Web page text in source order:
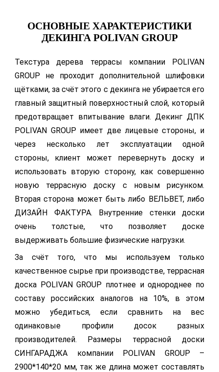
ОСНОВНЫЕ ХАРАКТЕРИСТИКИ
ДЕКИНГА POLIVAN GROUP
Текстура дерева террасы компании POLIVAN
GROUP не проходит дополнительной шлифовки
щётками, за счёт этого с декинга не убирается его
главный защитный поверхностный слой, который
предотвращает впитывание влаги. Декинг ДПК
POLIVAN GROUP имеет две лицевые стороны, и
через несколько лет эксплуатации одной
стороны, клиент может перевернуть доску и
использовать вторую сторону, как совершенно
новую террасную доску с новым рисунком.
Вторая сторона может быть либо ВЕЛЬВЕТ, либо
ДИЗАЙН ФАКТУРА. Внутренние стенки доски
очень толстые, что позволяет доске
выдерживать большие физические нагрузки.
За счёт того, что мы используем только
качественное сырье при производстве, террасная
доска POLIVAN GROUP плотнее и однороднее по
составу российских аналогов на 10%, в этом
можно убедиться, если сравнить на вес
одинаковые профили досок разных
производителей. Размеры террасной доски
СИНГАРАДЖА компании POLIVAN GROUP –
2900*140*20 мм, так же длина может составлять